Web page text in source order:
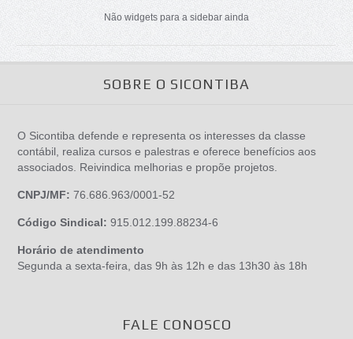
Não widgets para a sidebar ainda
SOBRE O SICONTIBA
O Sicontiba defende e representa os interesses da classe
contábil, realiza cursos e palestras e oferece benefícios aos
associados. Reivindica melhorias e propõe projetos.
CNPJ/MF: 76.686.963/0001-52
Código Sindical: 915.012.199.88234-6
Horário de atendimento
Segunda a sexta-feira, das 9h às 12h e das 13h30 às 18h
FALE CONOSCO